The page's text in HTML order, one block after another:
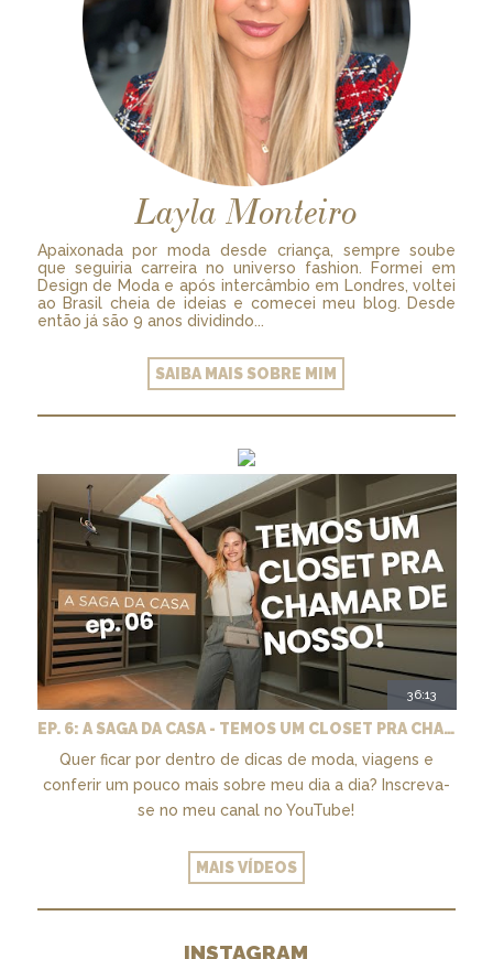
Layla Monteiro
Apaixonada por moda desde criança, sempre soube
que seguiria carreira no universo fashion. Formei em
Design de Moda e após intercâmbio em Londres, voltei
ao Brasil cheia de ideias e comecei meu blog. Desde
então já são 9 anos dividindo...
SAIBA MAIS SOBRE MIM
36:13
EP. 6: A SAGA DA CASA - TEMOS UM CLOSET PRA CHAMAR DE NOSSO + MARCENARIA E PAISAGISMO
Quer ficar por dentro de dicas de moda, viagens e
conferir um pouco mais sobre meu dia a dia? Inscreva-
se no meu canal no YouTube!
MAIS VÍDEOS
INSTAGRAM